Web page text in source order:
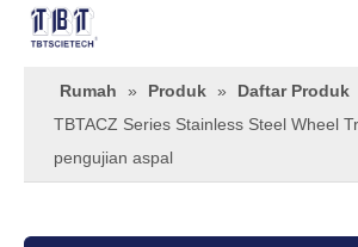
Rumah » Produk » Daftar Produk
TBTACZ Series Stainless Steel Wheel
pengujian aspal